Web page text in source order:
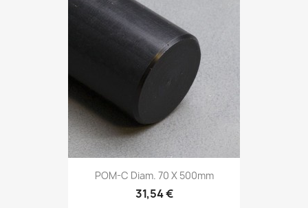
POM-C Diam. 70 X 500mm
31,54 €